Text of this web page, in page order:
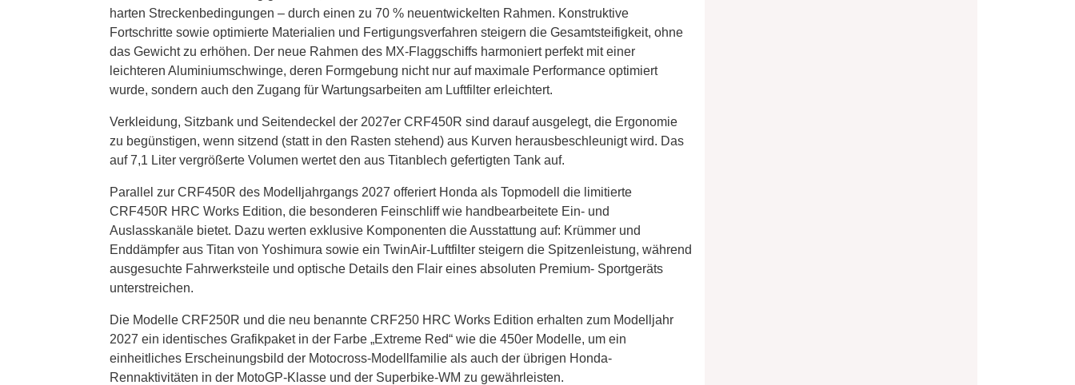
harten Streckenbedingungen – durch einen zu 70 % neuentwickelten Rahmen. Konstruktive
Fortschritte sowie optimierte Materialien und Fertigungsverfahren steigern die Gesamtsteifigkeit, ohne
das Gewicht zu erhöhen. Der neue Rahmen des MX-Flaggschiffs harmoniert perfekt mit einer
leichteren Aluminiumschwinge, deren Formgebung nicht nur auf maximale Performance optimiert
wurde, sondern auch den Zugang für Wartungsarbeiten am Luftfilter erleichtert.
Verkleidung, Sitzbank und Seitendeckel der 2027er CRF450R sind darauf ausgelegt, die Ergonomie
zu begünstigen, wenn sitzend (statt in den Rasten stehend) aus Kurven herausbeschleunigt wird. Das
auf 7,1 Liter vergrößerte Volumen wertet den aus Titanblech gefertigten Tank auf.
Parallel zur CRF450R des Modelljahrgangs 2027 offeriert Honda als Topmodell die limitierte
CRF450R HRC Works Edition, die besonderen Feinschliff wie handbearbeitete Ein- und
Auslasskanäle bietet. Dazu werten exklusive Komponenten die Ausstattung auf: Krümmer und
Enddämpfer aus Titan von Yoshimura sowie ein TwinAir-Luftfilter steigern die Spitzenleistung, während
ausgesuchte Fahrwerksteile und optische Details den Flair eines absoluten Premium- Sportgeräts
unterstreichen.
Die Modelle CRF250R und die neu benannte CRF250 HRC Works Edition erhalten zum Modelljahr
2027 ein identisches Grafikpaket in der Farbe „Extreme Red“ wie die 450er Modelle, um ein
einheitliches Erscheinungsbild der Motocross-Modellfamilie als auch der übrigen Honda-
Rennaktivitäten in der MotoGP-Klasse und der Superbike-WM zu gewährleisten.